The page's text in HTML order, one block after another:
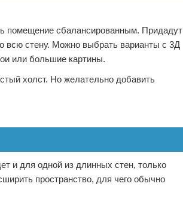
помещение сбалансированным. Придадут
всю стену. Можно выбрать варианты с 3Д
или большие картины.
холст. Но желательно добавить
и для одной из длинных стен, только
пространство, для чего обычно